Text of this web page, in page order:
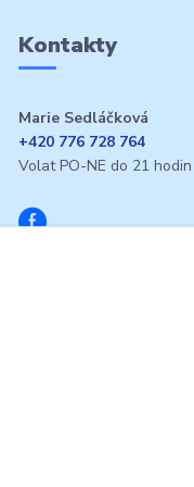
Kontakty
Marie Sedláčková
+420 776 728 764
Volat PO-NE do 21 hodin